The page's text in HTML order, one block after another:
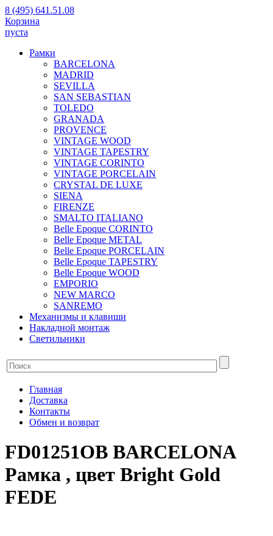
8 (495) 641.51.08
Корзина
пуста
Рамки
BARCELONA
MADRID
SEVILLA
SAN SEBASTIAN
TOLEDO
GRANADA
PROVENCE
VINTAGE WOOD
VINTAGE TAPESTRY
VINTAGE CORINTO
VINTAGE PORCELAIN
CRYSTAL DE LUXE
SIENA
FIRENZE
SMALTO ITALIANO
Belle Epoque CORINTO
Belle Epoque METAL
Belle Epoque PORCELAIN
Belle Epoque TAPESTRY
Belle Epoque WOOD
EMPORIO
NEW MARCO
SANREMO
Механизмы и клавиши
Накладной монтаж
Светильники
Главная
Доставка
Контакты
Обмен и возврат
FD01251OB BARCELONA
Рамка , цвет Bright Gold
FEDE